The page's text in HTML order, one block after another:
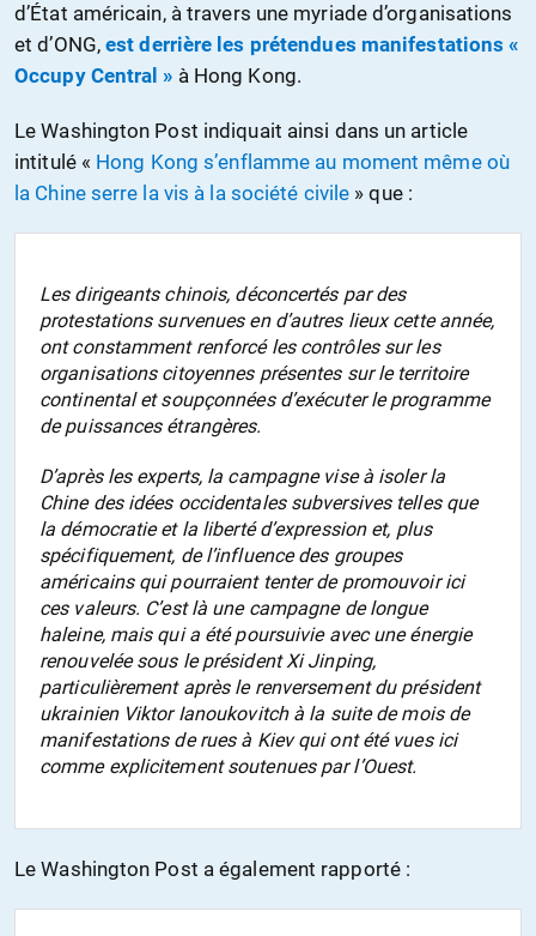
d’État américain, à travers une myriade d’organisations
et d’ONG, est derrière les prétendues manifestations «
Occupy Central » à Hong Kong.
Le Washington Post indiquait ainsi dans un article
intitulé « Hong Kong s’enflamme au moment même où
la Chine serre la vis à la société civile » que :
Les dirigeants chinois, déconcertés par des
protestations survenues en d’autres lieux cette année,
ont constamment renforcé les contrôles sur les
organisations citoyennes présentes sur le territoire
continental et soupçonnées d’exécuter le programme
de puissances étrangères.
D’après les experts, la campagne vise à isoler la
Chine des idées occidentales subversives telles que
la démocratie et la liberté d’expression et, plus
spécifiquement, de l’influence des groupes
américains qui pourraient tenter de promouvoir ici
ces valeurs. C’est là une campagne de longue
haleine, mais qui a été poursuivie avec une énergie
renouvelée sous le président Xi Jinping,
particulièrement après le renversement du président
ukrainien Viktor Ianoukovitch à la suite de mois de
manifestations de rues à Kiev qui ont été vues ici
comme explicitement soutenues par l’Ouest.
Le Washington Post a également rapporté :